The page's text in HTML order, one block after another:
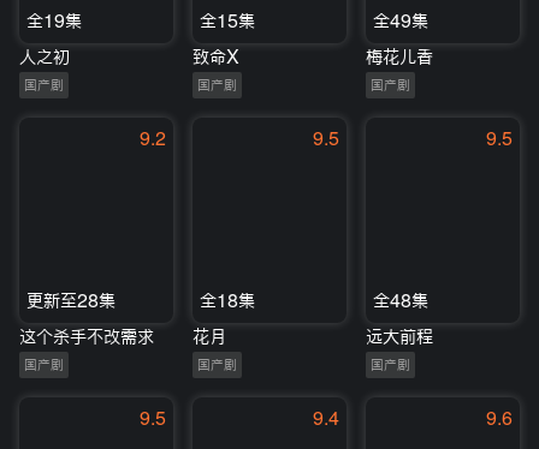
全19集
人之初
国产剧
全15集
致命X
国产剧
全49集
梅花儿香
国产剧
9.2
更新至28集
这个杀手不改需求
国产剧
9.5
全18集
花月
国产剧
9.5
全48集
远大前程
国产剧
9.5 9.4 9.6